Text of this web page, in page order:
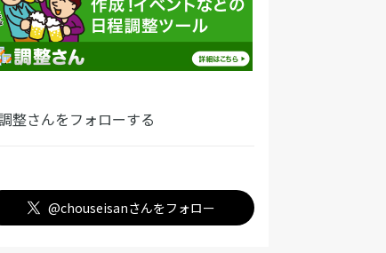
整さんをフォローする
@chouseisanさんをフォロー